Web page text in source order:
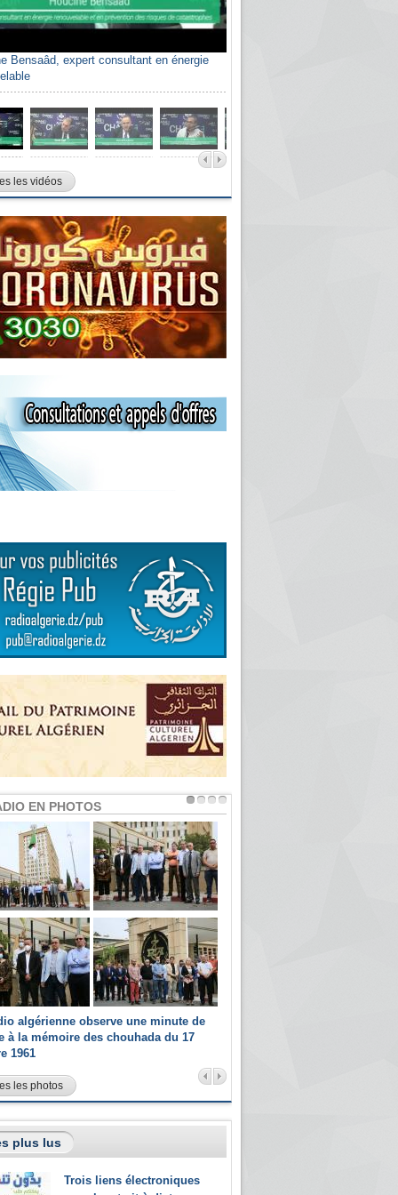
Bensaâd, expert consultant en énergie
les vidéos
EN PHOTOS
algérienne observe une minute de
à la mémoire des chouhada du 17
1961
les photos
plus lus
Trois liens électroniques